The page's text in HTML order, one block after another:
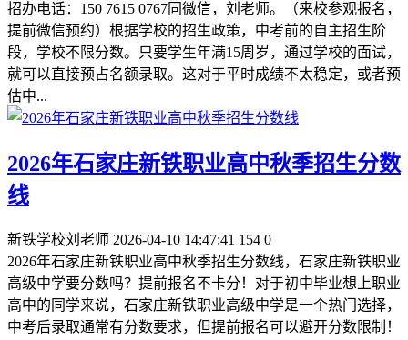
招办电话：150 7615 0767同微信，刘老师。（来校参观报名，
提前微信预约）根据学校的招生政策，中考前的自主招生阶
段，学校不限分数。只要学生年满15周岁，通过学校的面试，
就可以直接预占名额录取。这对于平时成绩不太稳定，或者预
估中...
2026年石家庄新铁职业高中秋季招生分数
线
新铁学校刘老师 2026-04-10 14:47:41 154 0
2026年石家庄新铁职业高中秋季招生分数线，石家庄新铁职业
高级中学要分数吗？提前报名不卡分！对于初中毕业想上职业
高中的同学来说，石家庄新铁职业高级中学是一个热门选择，
中考后录取通常有分数要求，但提前报名可以避开分数限制！